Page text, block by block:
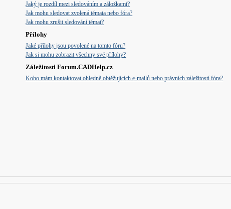
Jaký je rozdíl mezi sledováním a záložkami?
Jak mohu sledovat zvolená témata nebo fóra?
Jak mohu zrušit sledování témat?
Přílohy
Jaké přílohy jsou povolené na tomto fóru?
Jak si mohu zobrazit všechny své přílohy?
Záležitosti Forum.CADHelp.cz
Koho mám kontaktovat ohledně obtěžujících e-mailů nebo právních záležitostí fóra?